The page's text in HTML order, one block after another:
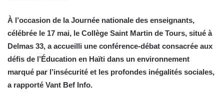
À l’occasion de la Journée nationale des enseignants,
célébrée le 17 mai, le Collège Saint Martin de Tours, situé à
Delmas 33, a accueilli une conférence-débat consacrée aux
défis de l’Éducation en Haïti dans un environnement
marqué par l’insécurité et les profondes inégalités sociales,
a rapporté Vant Bef Info.